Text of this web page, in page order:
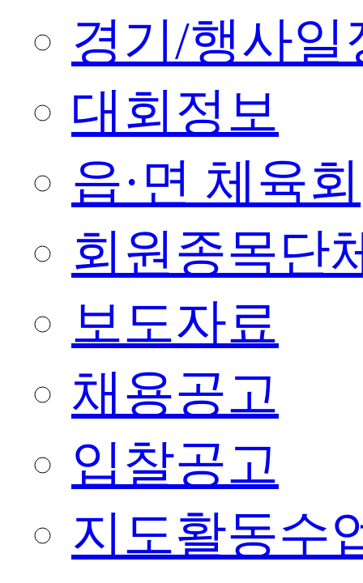
경기/행사일
대회정보
읍·면 체육회
회원종목단
보도자료
채용공고
입찰공고
지도활동수